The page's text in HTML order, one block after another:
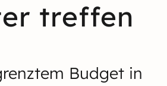
treffen
Budget in